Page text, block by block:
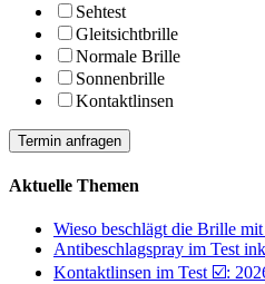
Sehtest
Gleitsichtbrille
Normale Brille
Sonnenbrille
Kontaktlinsen
Termin anfragen
Aktuelle Themen
Wieso beschlägt die Brille
Antibeschlagspray im Test
Kontaktlinsen im Test ☑️: